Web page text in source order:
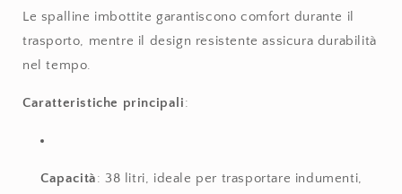
Le spalline imbottite garantiscono comfort durante il
trasporto, mentre il design resistente assicura durabilità
nel tempo.
Caratteristiche principali:
Capacità: 38 litri, ideale per trasportare indumenti,